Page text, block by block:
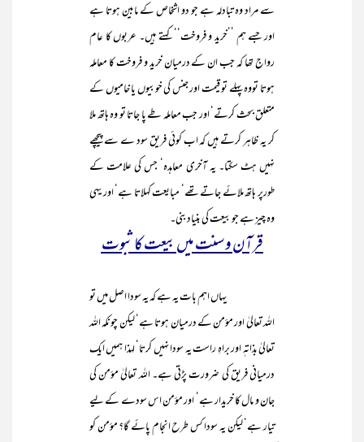
سے مراد وہ تبادلہ ہے جو دو اشخاص کے مابین ہوتا ہے
اور جسے ہم ’’خرید و فروخت‘‘ کہتے ہیں۔ عربوں کا عام
رواج تھا کہ جب ان کے درمیان خرید و فروخت کا معاملہ
ہوتا تووہ پہلے تو قیمت اور جنس کی خوبیوں یا خامیوں کے
متعلق بحث کرتے‘ اور جب معاملہ طے پا جاتا تو وہ ہاتھ ملا
کر یہ ظاہر کرتے ہیں کہ اب کوئی فریق سود ے سے پیچھے
نہیں ہٹ سکتا۔ یہ آخری معاہدہ‘ جس کی علامت کے
طورپر ہاتھ ملائے جاتے تھے‘ مبایعت کہلاتا ہے‘ اور یہی
وہ چیز ہے جو بیعت کی بنیاد بنی۔
قرآن و سنت میں بیعت کا ثبوت
یہاں اہم بات یہ ہے کہ یہ سودا اصل میں تو
اللہ تعالیٰ اور مؤمن کے درمیان ہوتا ہے‘ لیکن چونکہ اللہ
تعالیٰ بذاتہٖ اور براہِ راست یہ سودا نہیں کرتا‘ لہذا ہمیں ایک
درمیانی فریق کی ضرورت پڑتی ہے۔ اللہ تعالیٰ مؤمن کی
جان و مال کا خریدار ہے‘ اور مؤمن اس سودے کے لیے
تیار ہے‘ لیکن یہ سودا کس طرح انجام پائے گا؟ مؤمن کو